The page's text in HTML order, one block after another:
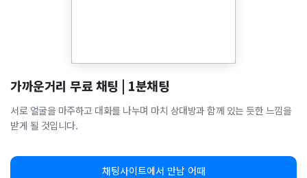
가까운거리 무료 채팅 | 1분채팅
서로 얼굴을 마주하고 대화를 나누며 마치 상대방과 함께 있는 듯한 느낌을
받게 될 것입니다.
채팅사이트에서 만남 어때